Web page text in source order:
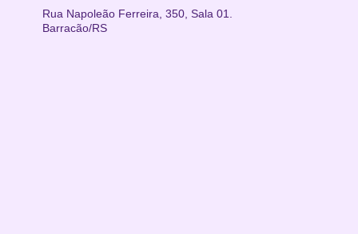
Rua Napoleão Ferreira, 350, Sala 01.
Barracão/RS